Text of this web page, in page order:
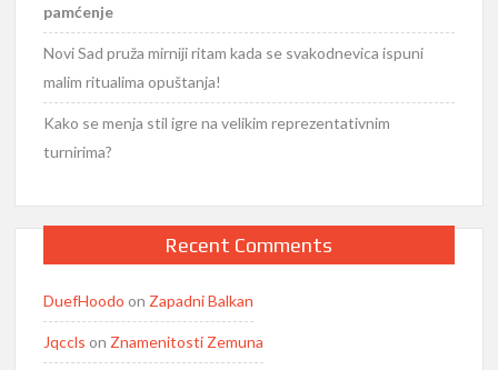
pamćenje
Novi Sad pruža mirniji ritam kada se svakodnevica ispuni
malim ritualima opuštanja!
Kako se menja stil igre na velikim reprezentativnim
turnirima?
Recent Comments
DuefHoodo on Zapadni Balkan
Jqccls on Znamenitosti Zemuna